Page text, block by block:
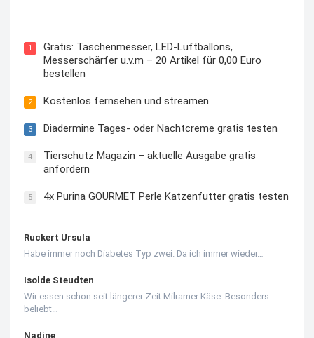
1
Gratis: Taschenmesser, LED-Luftballons,
Messerschärfer u.v.m – 20 Artikel für 0,00 Euro
bestellen
2 Kostenlos fernsehen und streamen
3 Diadermine Tages- oder Nachtcreme gratis testen
4
Tierschutz Magazin – aktuelle Ausgabe gratis
anfordern
5 4x Purina GOURMET Perle Katzenfutter gratis testen
Ruckert Ursula
Habe immer noch Diabetes Typ zwei. Da ich immer wieder…
Isolde Steudten
Wir essen schon seit längerer Zeit Milramer Käse. Besonders
beliebt…
Nadine